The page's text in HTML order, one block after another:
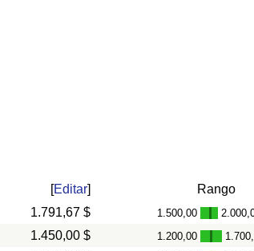
[Editar]
Rango
1.791,67 $ 1.500,00 -
1.450,00 $ 1.200,00 -